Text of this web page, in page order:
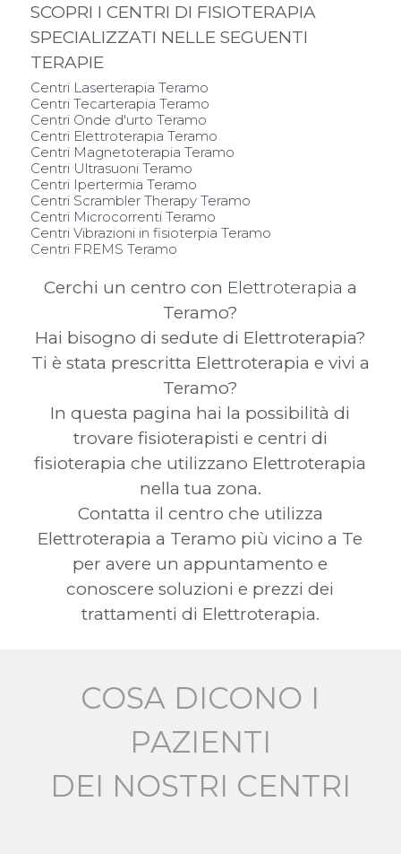
SCOPRI I CENTRI DI FISIOTERAPIA
SPECIALIZZATI NELLE SEGUENTI
TERAPIE
Centri Laserterapia Teramo
Centri Tecarterapia Teramo
Centri Onde d'urto Teramo
Centri Elettroterapia Teramo
Centri Magnetoterapia Teramo
Centri Ultrasuoni Teramo
Centri Ipertermia Teramo
Centri Scrambler Therapy Teramo
Centri Microcorrenti Teramo
Centri Vibrazioni in fisioterpia Teramo
Centri FREMS Teramo
Cerchi un centro con Elettroterapia a
Teramo?
Hai bisogno di sedute di Elettroterapia?
Ti è stata prescritta Elettroterapia e vivi a
Teramo?
In questa pagina hai la possibilità di
trovare fisioterapisti e centri di
fisioterapia che utilizzano Elettroterapia
nella tua zona.
Contatta il centro che utilizza
Elettroterapia a Teramo più vicino a Te
per avere un appuntamento e
conoscere soluzioni e prezzi dei
trattamenti di Elettroterapia.
COSA DICONO I
PAZIENTI
DEI NOSTRI CENTRI